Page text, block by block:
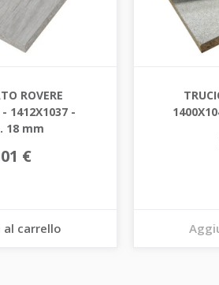
ROVERE
- 1412X1037 -
18 mm
€
carrello